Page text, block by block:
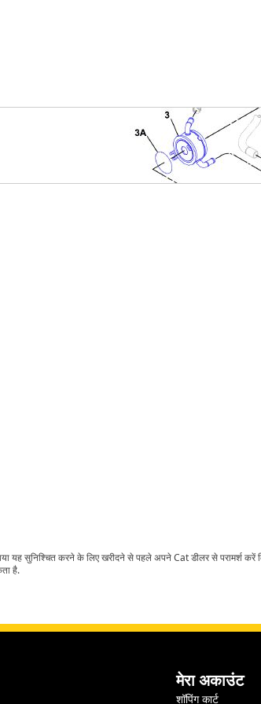
सुनिश्चित करने के लिए खरीदने से पहले अपने Cat डीलर से परामर्श करें
है.
मेरा अकाउंट
शॉपिंग कार्ट